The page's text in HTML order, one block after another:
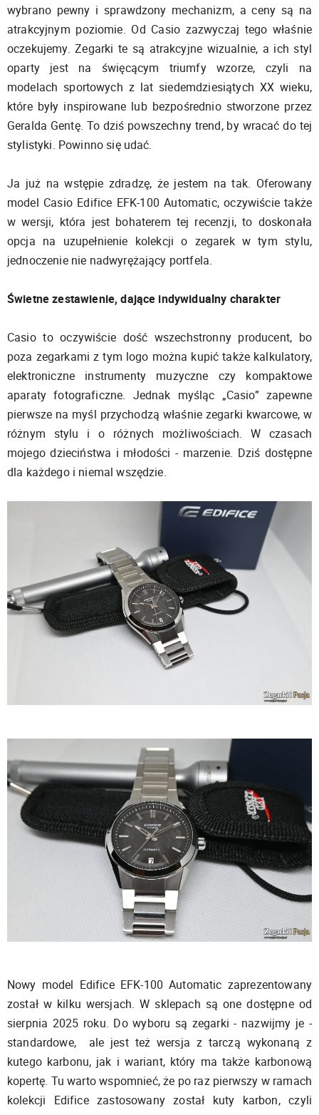
wybrano pewny i sprawdzony mechanizm, a ceny są na
atrakcyjnym poziomie. Od Casio zazwyczaj tego właśnie
oczekujemy. Zegarki te są atrakcyjne wizualnie, a ich styl
oparty jest na święcącym triumfy wzorze, czyli na
modelach sportowych z lat siedemdziesiątych XX wieku,
które były inspirowane lub bezpośrednio stworzone przez
Geralda Gentę. To dziś powszechny trend, by wracać do tej
stylistyki. Powinno się udać.
Ja już na wstępie zdradzę, że jestem na tak. Oferowany
model Casio Edifice EFK-100 Automatic, oczywiście także
w wersji, która jest bohaterem tej recenzji, to doskonała
opcja na uzupełnienie kolekcji o zegarek w tym stylu,
jednoczenie nie nadwyrężający portfela.
Świetne zestawienie, dające indywidualny charakter
Casio to oczywiście dość wszechstronny producent, bo
poza zegarkami z tym logo można kupić także kalkulatory,
elektroniczne instrumenty muzyczne czy kompaktowe
aparaty fotograficzne. Jednak myśląc „Casio” zapewne
pierwsze na myśl przychodzą właśnie zegarki kwarcowe, w
różnym stylu i o różnych możliwościach. W czasach
mojego dzieciństwa i młodości - marzenie. Dziś dostępne
dla każdego i niemal wszędzie.
Nowy model Edifice EFK-100 Automatic zaprezentowany
został w kilku wersjach. W sklepach są one dostępne od
sierpnia 2025 roku. Do wyboru są zegarki - nazwijmy je -
standardowe, ale jest też wersja z tarczą wykonaną z
kutego karbonu, jak i wariant, który ma także karbonową
kopertę. Tu warto wspomnieć, że po raz pierwszy w ramach
kolekcji Edifice zastosowany został kuty karbon, czyli